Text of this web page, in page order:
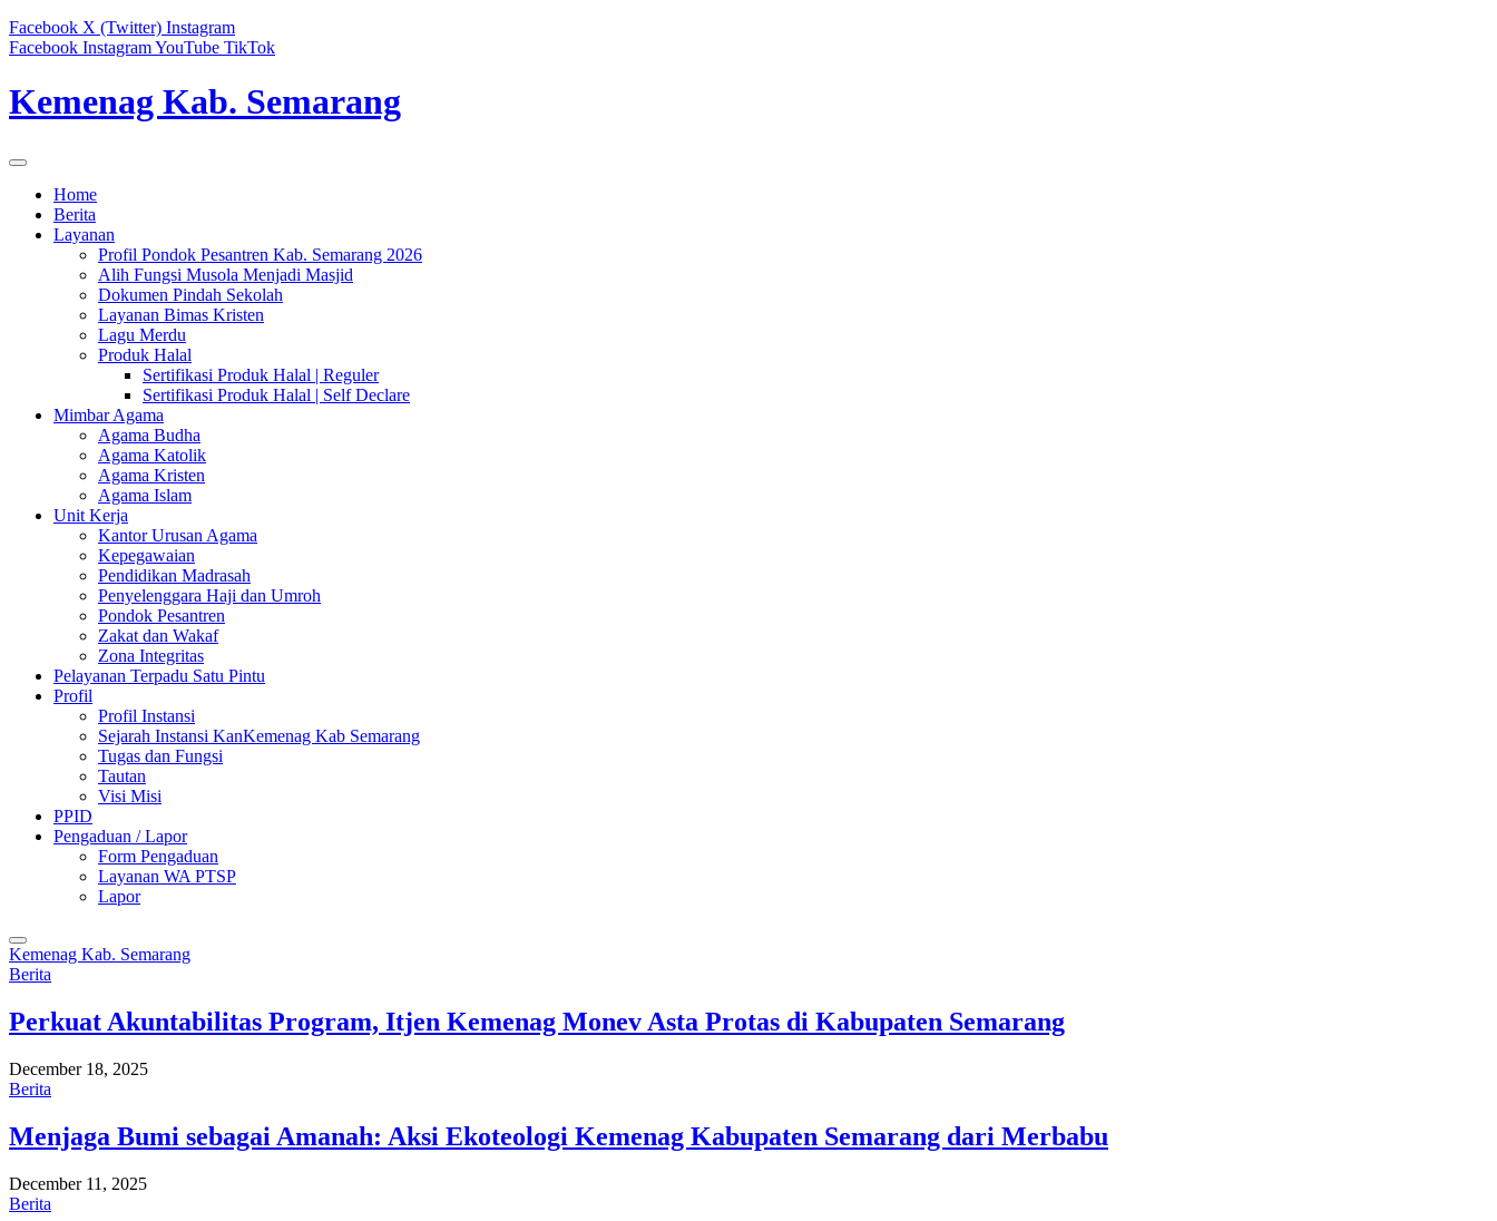
Facebook X (Twitter) Instagram
Facebook InstagramYouTube TikTok
Kemenag Kab. Semarang
Home
Berita
Layanan
Profil Pondok Pesantren Kab. Semarang 2026
Alih Fungsi Musola Menjadi Masjid
Dokumen Pindah Sekolah
Layanan Bimas Kristen
Lagu Merdu
Produk Halal
Sertifikasi Produk Halal | Reguler
Sertifikasi Produk Halal | Self Declare
Mimbar Agama
Agama Budha
Agama Katolik
Agama Kristen
Agama Islam
Unit Kerja
Kantor Urusan Agama
Kepegawaian
Pendidikan Madrasah
Penyelenggara Haji dan Umroh
Pondok Pesantren
Zakat dan Wakaf
Zona Integritas
Pelayanan Terpadu Satu Pintu
Profil
Profil Instansi
Sejarah Instansi KanKemenag Kab Semarang
Tugas dan Fungsi
Tautan
Visi Misi
PPID
Pengaduan / Lapor
Form Pengaduan
Layanan WA PTSP
Lapor
Kemenag Kab. Semarang
Berita
Perkuat Akuntabilitas Program, Itjen Kemenag Monev Asta Protas di Kabupaten Semarang
December 18, 2025
Berita
Menjaga Bumi sebagai Amanah: Aksi Ekoteologi Kemenag Kabupaten Semarang dari Merbabu
December 11, 2025
Berita